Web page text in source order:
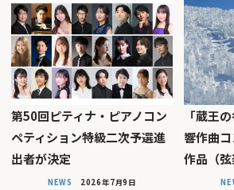
第50回ピティナ・ピアノコン
ペティション特級二次予選進
出者が決定
NEWS 2026年7月9日
「蔵王
響作曲
作品（